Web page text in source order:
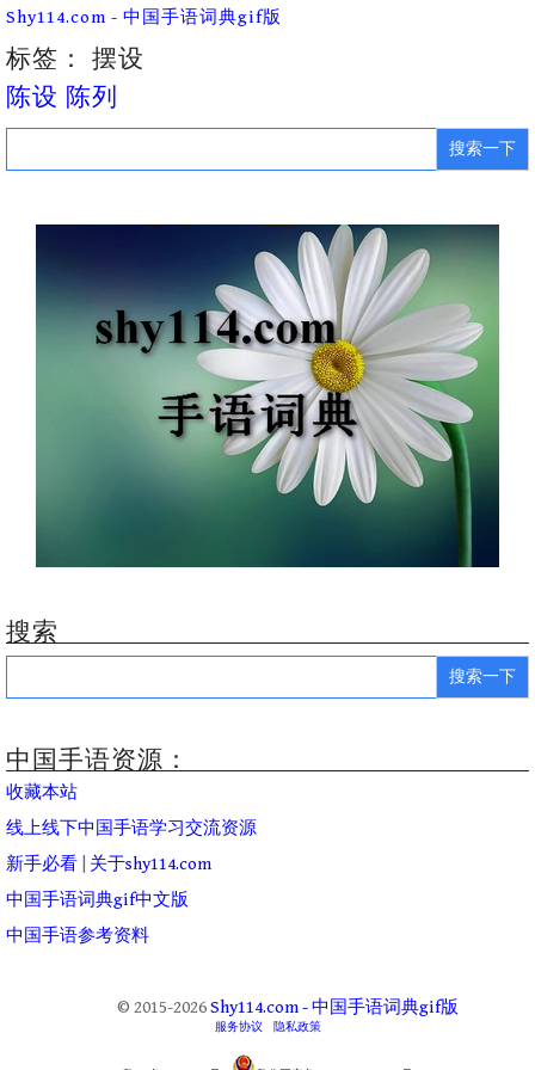
Skip
content
Shy114.com - 中国手语词典gif版
标签： 摆设
陈设 陈列
Search
搜索
Search
中国手语资源：
收藏本站
线上线下中国手语学习交流资源
新手必看
关于shy114.com
中国手语词典gif中文版
中国手语参考资料
© 2015-2026Shy114.com - 中国手语词典gif版
服务协议 隐私政策